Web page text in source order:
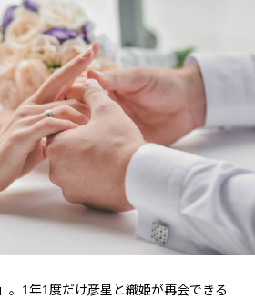
。1年1度だけ彦星と織姫が再会できる